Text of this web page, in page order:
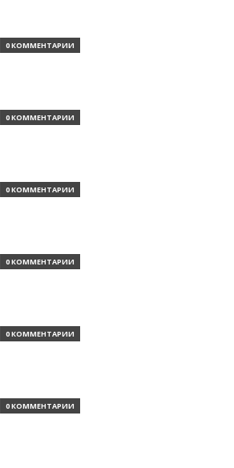
0 КОММЕНТАРИИ
0 КОММЕНТАРИИ
0 КОММЕНТАРИИ
0 КОММЕНТАРИИ
0 КОММЕНТАРИИ
0 КОММЕНТАРИИ